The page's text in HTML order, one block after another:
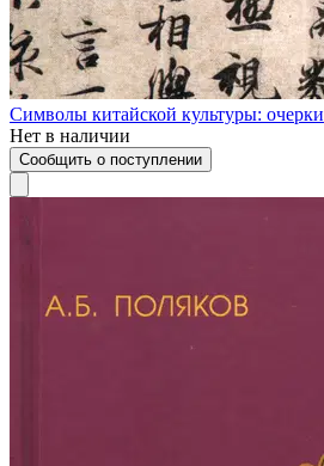
Символы китайской культуры: очерки
Нет в наличии
Сообщить о поступлении